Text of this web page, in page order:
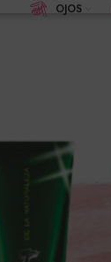
OJOS